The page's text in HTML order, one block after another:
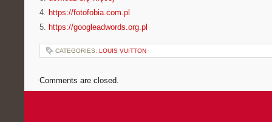
4. https://fotofobia.com.pl
5. https://googleadwords.org.pl
CATEGORIES: LOUIS VUITTON
Comments are closed.